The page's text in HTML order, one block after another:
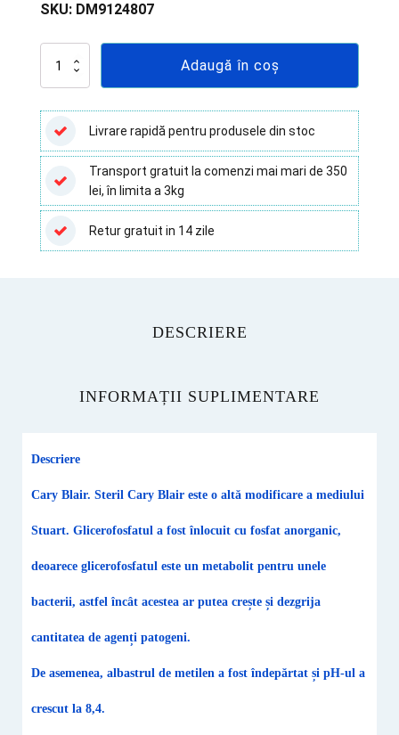
SKU: DM9124807
Cantitate
Tampon
steril,
cu
mediu
Cary
Blair,
lemn+
bumbac
-
100
buc
Adaugă în coș
Livrare rapidă pentru produsele din stoc
Transport gratuit la comenzi mai mari de 350
lei, în limita a 3kg
Retur gratuit in 14 zile
DESCRIERE
INFORMAȚII SUPLIMENTARE
Descriere
Cary Blair. Steril Cary Blair este o altă modificare a mediului
Stuart. Glicerofosfatul a fost înlocuit cu fosfat anorganic,
deoarece glicerofosfatul este un metabolit pentru unele
bacterii, astfel încât acestea ar putea crește și dezgrija
cantitatea de agenți patogeni.
De asemenea, albastrul de metilen a fost îndepărtat și pH-ul a
crescut la 8,4.